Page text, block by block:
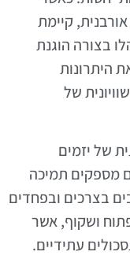
קיימת
בצורה הוגנת
היתרונות
של
של יזמים
מספקים תמיכה
בצרכים ובפחדים
ושקוף, אשר
עתידיים.